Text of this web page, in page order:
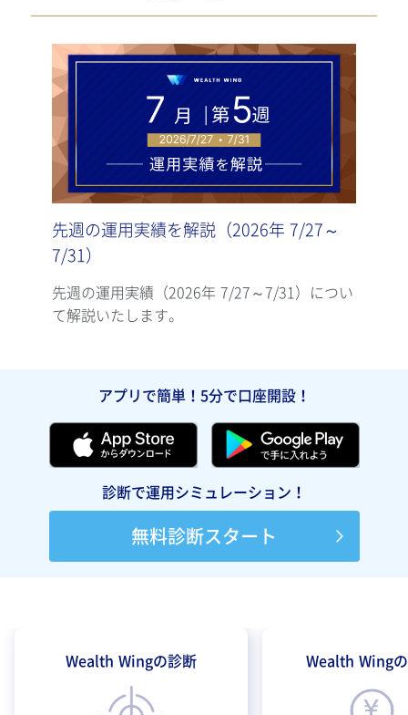
先週の運用実績を解説（2026年 7/27～
7/31）
先週の運用実績（2026年 7/27～7/31）につい
て解説いたします。
アプリで簡単！5分で口座開設！
診断で運用シミュレーション！
無料診断スタート
Wealth Wingの診断 Wealth Wing